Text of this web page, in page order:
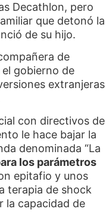
Decathlon, pero
que detonó la
de su hijo.
de
gobierno de
extranjeras
con directivos de
le hace bajar la
denominada “La
los parámetros
epitafio y unos
terapia de shock
la capacidad de